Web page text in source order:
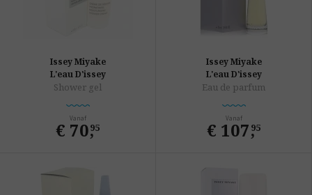
Issey Miyake
L'eau D'issey
Shower gel
Vanaf
€ 70,
95
Issey Miyake
L'eau D'issey
Eau de parfum
Vanaf
€ 107,
95